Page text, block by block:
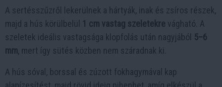
A sertésszűzről lekerülnek a hártyák, inak és zsíros részek,
majd a hús körülbelül 1 cm vastag szeletekre vágható. A
szeletek ideális vastagsága klopfolás után nagyjából 5–6
mm, mert így sütés közben nem száradnak ki.
A hús sóval, borssal és zúzott fokhagymával kap